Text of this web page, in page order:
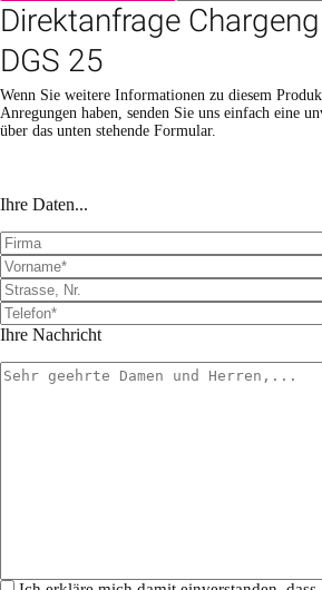
Direktanfrage
DGS 25
Wenn Sie weitere Informationen zu diesem
Anregungen haben, senden Sie uns einfach eine
über das unten stehende Formular.
t
t
e
l
a
s
s
e
d
i
i
t
t
e
a
s
s
e
d
i
Ihre Daten...
Ihre Nachricht